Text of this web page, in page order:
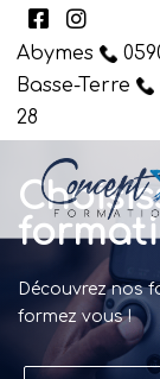
Abymes
Basse-Terre
28
Découvrez nos
formez vous !